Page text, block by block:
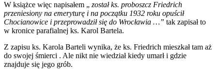
W książce więc napisałem „ został ks. proboszcz Friedrich
przeniesiony na emeryturę i na początku 1932 roku opuścił
Chocianowice i przeprowadził się do Wrocławia …” tak zapisał to
w kronice parafialnej ks. Karol Bartela.
Z zapisu ks. Karola Barteli wynika, że ks. Friedrich mieszkał tam aż
do swojej śmierci . Ale nikt nie wiedział kiedy umarł i gdzie
znajduje się jego grób.